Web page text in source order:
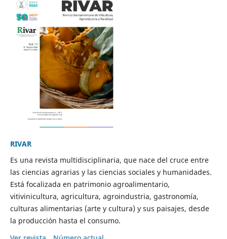
RIVAR
Es una revista multidisciplinaria, que nace del cruce entre
las ciencias agrarias y las ciencias sociales y humanidades.
Está focalizada en patrimonio agroalimentario,
vitivinicultura, agricultura, agroindustria, gastronomía,
culturas alimentarias (arte y cultura) y sus paisajes, desde
la producción hasta el consumo.